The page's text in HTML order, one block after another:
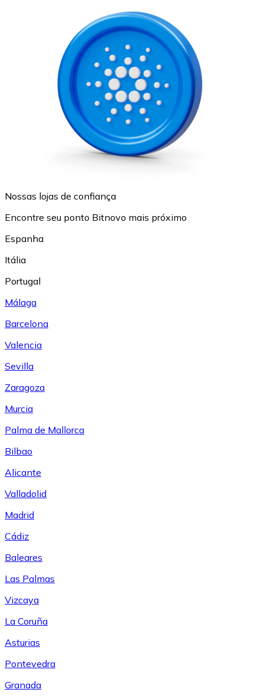
Nossas lojas de confiança
Encontre seu ponto Bitnovo mais próximo
Espanha
Itália
Portugal
Málaga
Barcelona
Valencia
Sevilla
Zaragoza
Murcia
Palma de Mallorca
Bilbao
Alicante
Valladolid
Madrid
Cádiz
Baleares
Las Palmas
Vizcaya
La Coruña
Asturias
Pontevedra
Granada